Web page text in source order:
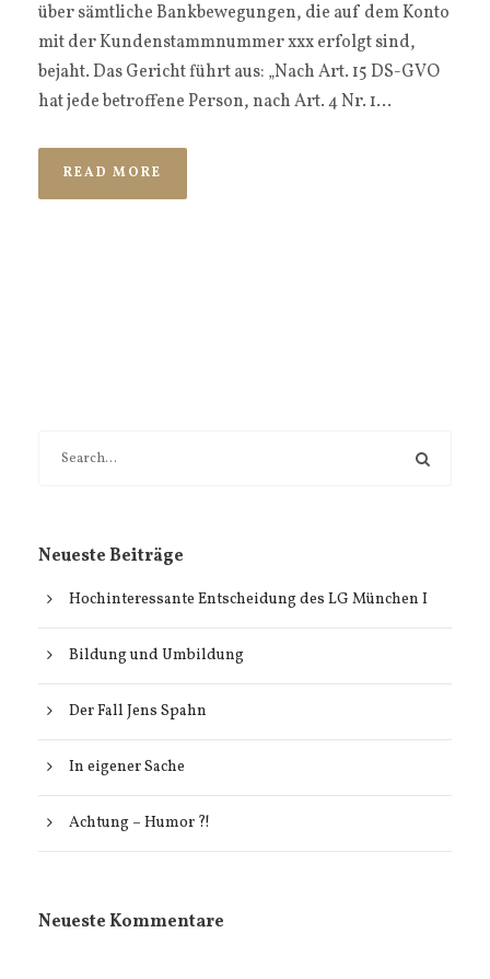
über sämtliche Bankbewegungen, die auf dem Konto
mit der Kundenstammnummer xxx erfolgt sind,
bejaht. Das Gericht führt aus: „Nach Art. 15 DS-GVO
hat jede betroffene Person, nach Art. 4 Nr. 1...
READ MORE
Neueste Beiträge
Hochinteressante Entscheidung des LG München I
Bildung und Umbildung
Der Fall Jens Spahn
In eigener Sache
Achtung – Humor ?!
Neueste Kommentare